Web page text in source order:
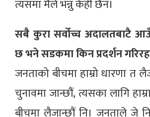
त्यसमा मैले भन्नु केही छैन।
सबै कुरा सर्वोच्च अदालतबाटै
छ भने सडकमा किन प्रदर्शन
जनताको बीचमा हाम्रो धारणा त
चुनावमा जान्छौं, त्यसका लागि
बीचमा लैजान्छौं नि। जनताले जे